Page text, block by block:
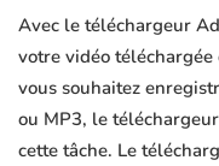
Avec le téléchargeur
votre vidéo
vous souhaitez
ou MP3, le
cette tâche. Le